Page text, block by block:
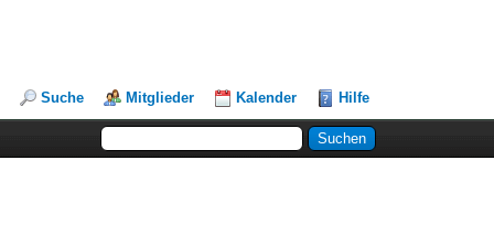
Suche Mitglieder Kalender Hilfe